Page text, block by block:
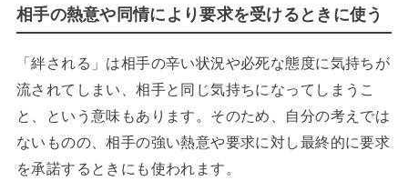
相手の熱意や同情により要求を受けるときに使う
「絆される」は相手の辛い状況や必死な態度に気持ちが
流されてしまい、相手と同じ気持ちになってしまうこ
と、という意味もあります。そのため、自分の考えでは
ないものの、相手の強い熱意や要求に対し最終的に要求
を承諾するときにも使われます。